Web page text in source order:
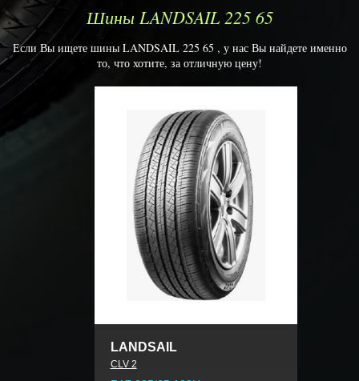
Шины LANDSAIL 225 65
Если Вы ищете шины LANDSAIL 225 65 , у нас Вы найдете именно
то, что хотите, за отличную цену!
LANDSAIL
CLV 2